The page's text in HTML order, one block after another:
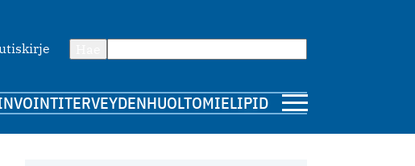
TERVEYDENHUOLTOMIELIPIDE